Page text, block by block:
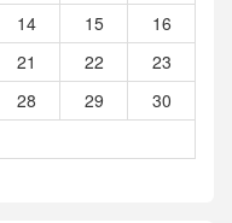
14 15
16
21 22
23
28 29
30